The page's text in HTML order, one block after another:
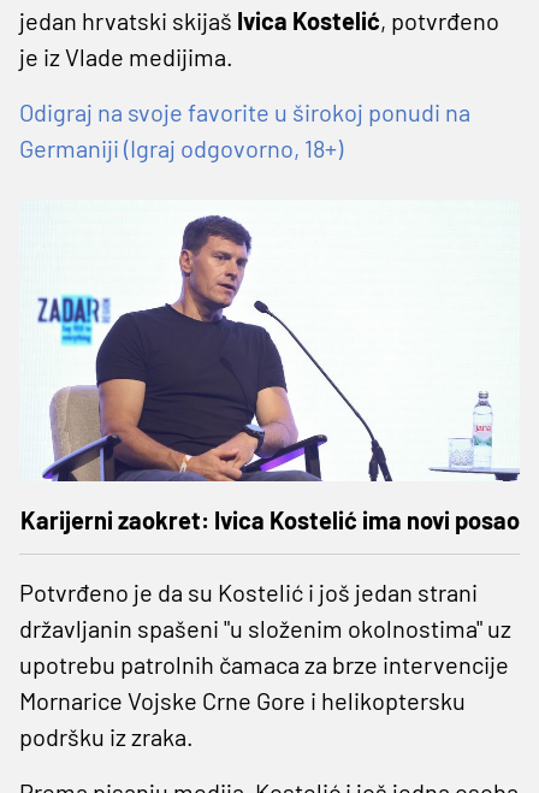
jedan hrvatski skijaš Ivica Kostelić, potvrđeno
je iz Vlade medijima.
Odigraj na svoje favorite u širokoj ponudi na
Germaniji (Igraj odgovorno, 18+)
Karijerni zaokret: Ivica Kostelić ima novi posao
Potvrđeno je da su Kostelić i još jedan strani
državljanin spašeni "u složenim okolnostima" uz
upotrebu patrolnih čamaca za brze intervencije
Mornarice Vojske Crne Gore i helikoptersku
podršku iz zraka.